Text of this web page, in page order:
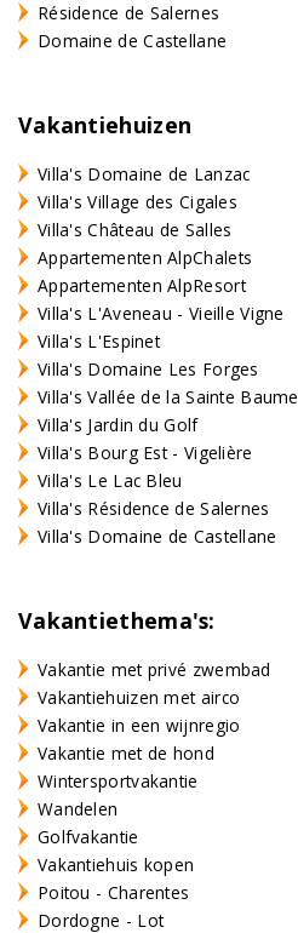
Résidence de Salernes
Domaine de Castellane
Vakantiehuizen
Villa's Domaine de Lanzac
Villa's Village des Cigales
Villa's Château de Salles
Appartementen AlpChalets
Appartementen AlpResort
Villa's L'Aveneau - Vieille Vigne
Villa's L'Espinet
Villa's Domaine Les Forges
Villa's Vallée de la Sainte Baume
Villa's Jardin du Golf
Villa's Bourg Est - Vigelière
Villa's Le Lac Bleu
Villa's Résidence de Salernes
Villa's Domaine de Castellane
Vakantiethema's:
Vakantie met privé zwembad
Vakantiehuizen met airco
Vakantie in een wijnregio
Vakantie met de hond
Wintersportvakantie
Wandelen
Golfvakantie
Vakantiehuis kopen
Poitou - Charentes
Dordogne - Lot